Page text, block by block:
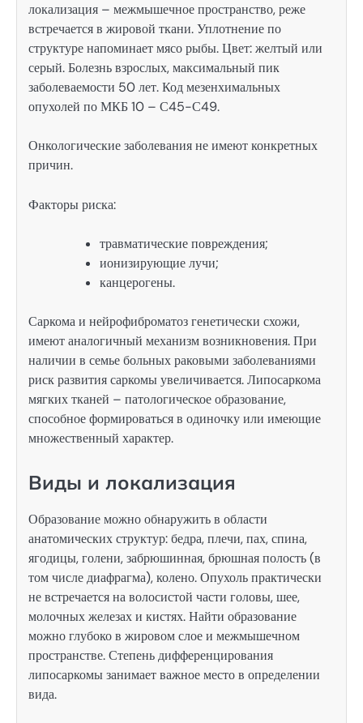
локализация – межмышечное пространство, реже
встречается в жировой ткани. Уплотнение по
структуре напоминает мясо рыбы. Цвет: желтый или
серый. Болезнь взрослых, максимальный пик
заболеваемости 50 лет. Код мезенхимальных
опухолей по МКБ 10 – С45-С49.
Онкологические заболевания не имеют конкретных
причин.
Факторы риска:
травматические повреждения;
ионизирующие лучи;
канцерогены.
Саркома и нейрофиброматоз генетически схожи,
имеют аналогичный механизм возникновения. При
наличии в семье больных раковыми заболеваниями
риск развития саркомы увеличивается. Липосаркома
мягких тканей – патологическое образование,
способное формироваться в одиночку или имеющие
множественный характер.
Виды и локализация
Образование можно обнаружить в области
анатомических структур: бедра, плечи, пах, спина,
ягодицы, голени, забрюшинная, брюшная полость (в
том числе диафрагма), колено. Опухоль практически
не встречается на волосистой части головы, шее,
молочных железах и кистях. Найти образование
можно глубоко в жировом слое и межмышечном
пространстве. Степень дифференцирования
липосаркомы занимает важное место в определении
вида.